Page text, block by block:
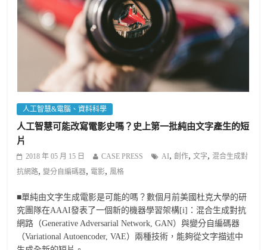
人工智慧&電腦、資料科學
人工智慧可能改寫電影史嗎？史上第一批純由文字產生的短
片
2018 年 05 月 15 日 CASE PRESS AI,創作,文字, 混合生成對
抗網路,變分自編碼器, 電影, 風格
■單純由文字生成電影是可能的嗎？數個月前美國杜克大學的研
究團隊在AAAI發表了一個新的機器學習架構[i]：混合生成對抗
網路（Generative Adversarial Network, GAN）與變分自編碼器
（Variational Autoencoder, VAE）兩種技術，能夠從文字描述中